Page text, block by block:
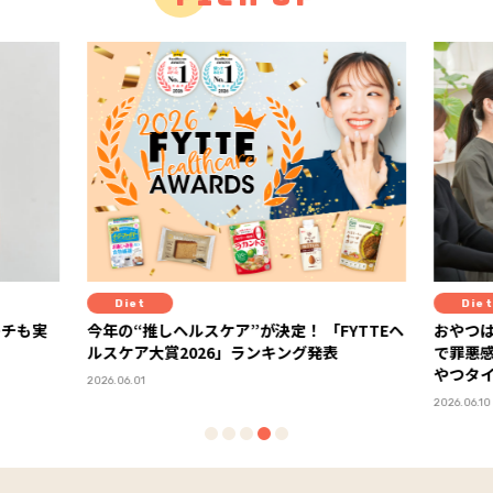
FYTTEヘ
Diet
おやつはもうガマンしない！ 「ラカントS」
で罪悪感ゼロの甘～い糖質オフスイーツでお
やつタイム
１
化
ー